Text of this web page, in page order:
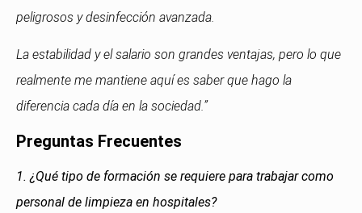
peligrosos y desinfección avanzada.
La estabilidad y el salario son grandes ventajas, pero lo que
realmente me mantiene aquí es saber que hago la
diferencia cada día en la sociedad.”
Preguntas Frecuentes
1. ¿Qué tipo de formación se requiere para trabajar como
personal de limpieza en hospitales?